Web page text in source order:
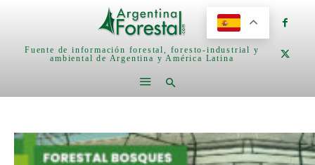
Fuente de información forestal, foresto-industrial y
ambiental de Argentina y América Latina